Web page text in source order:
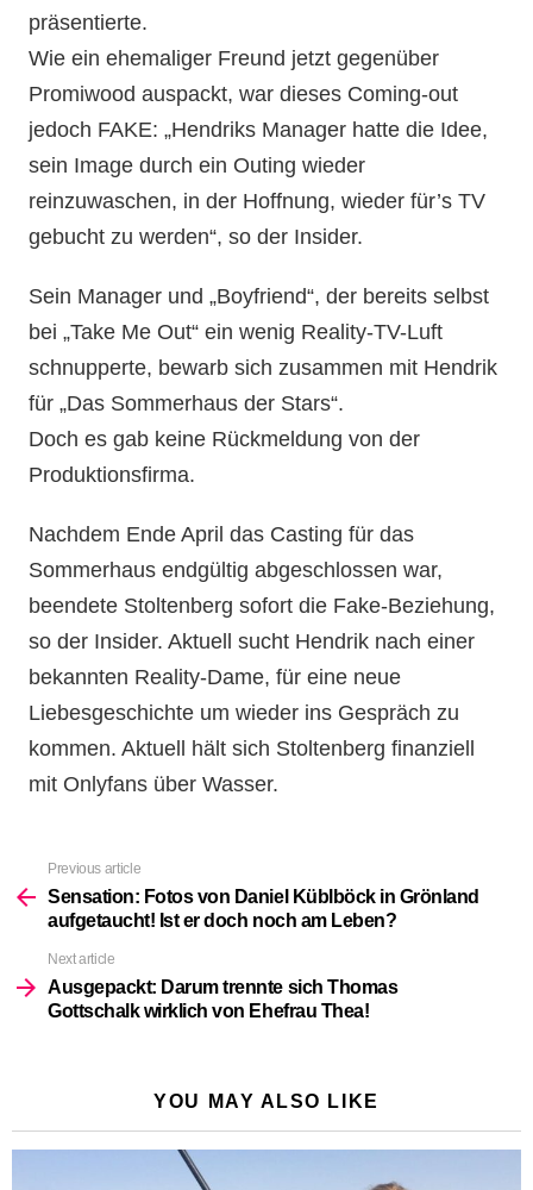
präsentierte.
Wie ein ehemaliger Freund jetzt gegenüber
Promiwood auspackt, war dieses Coming-out
jedoch FAKE: „Hendriks Manager hatte die Idee,
sein Image durch ein Outing wieder
reinzuwaschen, in der Hoffnung, wieder für’s TV
gebucht zu werden“, so der Insider.
Sein Manager und „Boyfriend“, der bereits selbst
bei „Take Me Out“ ein wenig Reality-TV-Luft
schnupperte, bewarb sich zusammen mit Hendrik
für „Das Sommerhaus der Stars“.
Doch es gab keine Rückmeldung von der
Produktionsfirma.
Nachdem Ende April das Casting für das
Sommerhaus endgültig abgeschlossen war,
beendete Stoltenberg sofort die Fake-Beziehung,
so der Insider. Aktuell sucht Hendrik nach einer
bekannten Reality-Dame, für eine neue
Liebesgeschichte um wieder ins Gespräch zu
kommen. Aktuell hält sich Stoltenberg finanziell
mit Onlyfans über Wasser.
more
Previous article
Sensation: Fotos von Daniel Küblböck in Grönland
aufgetaucht! Ist er doch noch am Leben?
Next article
Ausgepackt: Darum trennte sich Thomas
Gottschalk wirklich von Ehefrau Thea!
YOU MAY ALSO LIKE